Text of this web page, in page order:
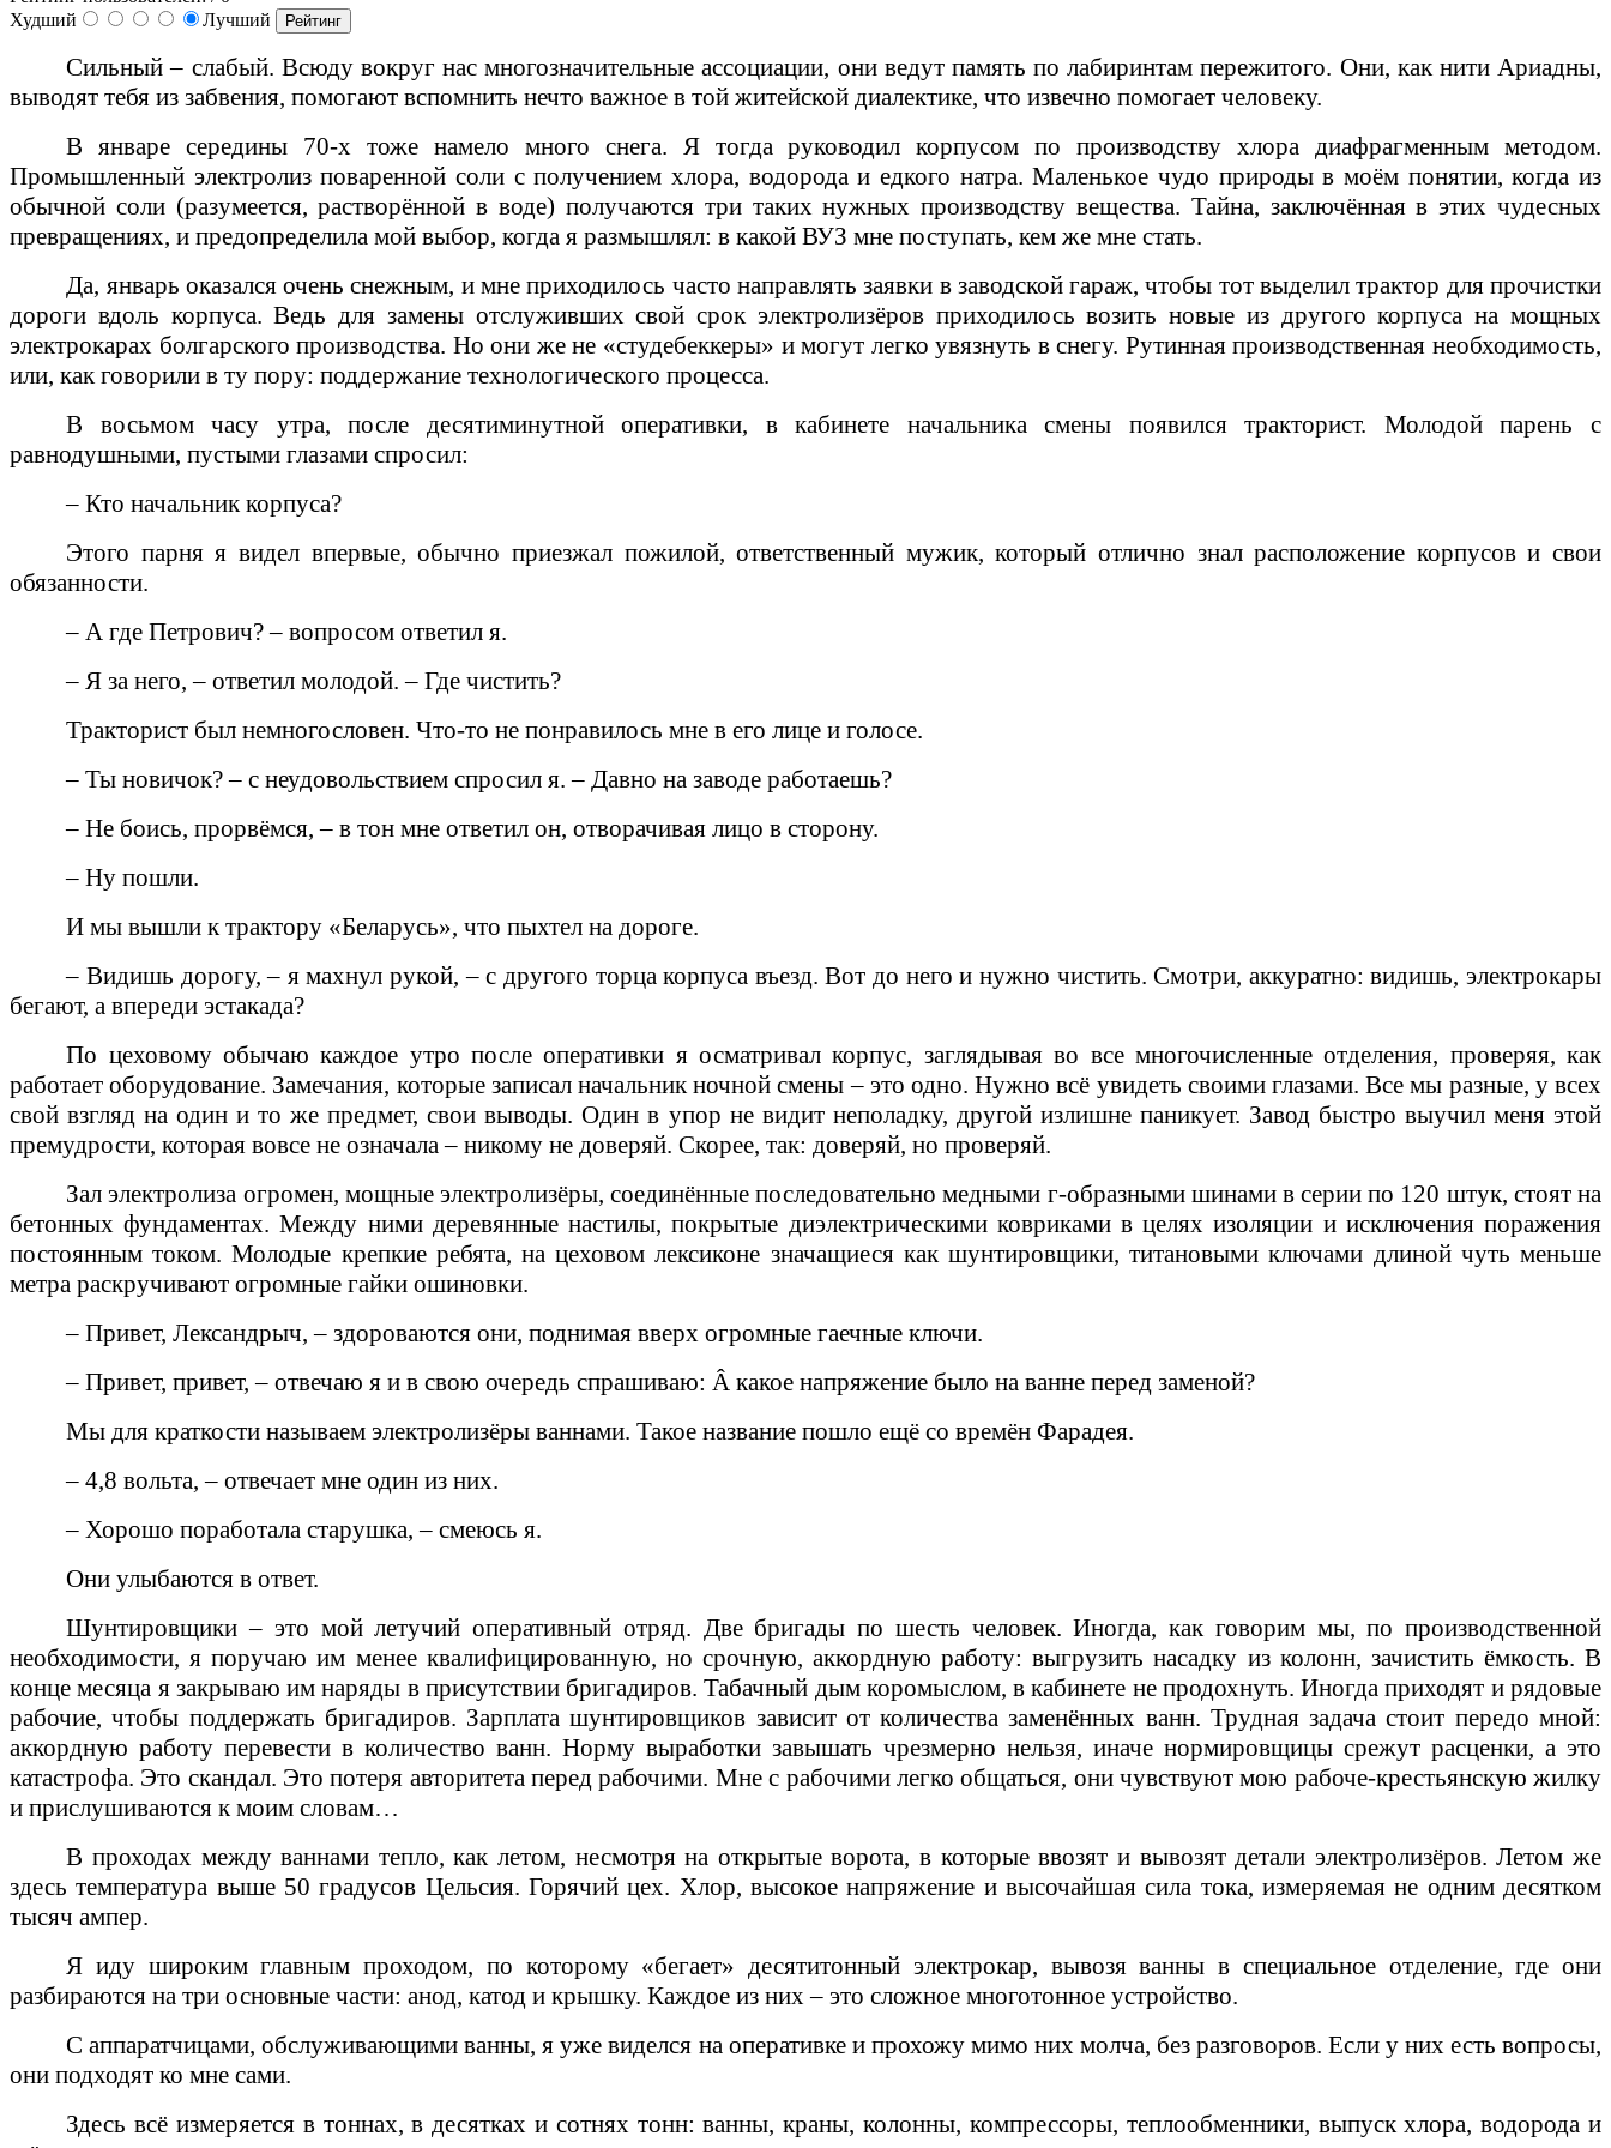
Худший
Лучший
Сильный – слабый. Всюду вокруг нас многозначительные ассоциации, они ведут память по лабиринтам пережитого. Они, как нити Ариадны,
выводят тебя из забвения, помогают вспомнить нечто важное в той житейской диалектике, что извечно помогает человеку.
В январе середины 70-х тоже намело много снега. Я тогда руководил корпусом по производству хлора диафрагменным методом.
Промышленный электролиз поваренной соли с получением хлора, водорода и едкого натра. Маленькое чудо природы в моём понятии, когда из
обычной соли (разумеется, растворённой в воде) получаются три таких нужных производству вещества. Тайна, заключённая в этих чудесных
превращениях, и предопределила мой выбор, когда я размышлял: в какой ВУЗ мне поступать, кем же мне стать.
Да, январь оказался очень снежным, и мне приходилось часто направлять заявки в заводской гараж, чтобы тот выделил трактор для прочистки
дороги вдоль корпуса. Ведь для замены отслуживших свой срок электролизёров приходилось возить новые из другого корпуса на мощных
электрокарах болгарского производства. Но они же не «студебеккеры» и могут легко увязнуть в снегу. Рутинная производственная необходимость,
или, как говорили в ту пору: поддержание технологического процесса.
В восьмом часу утра, после десятиминутной оперативки, в кабинете начальника смены появился тракторист. Молодой парень с
равнодушными, пустыми глазами спросил:
– Кто начальник корпуса?
Этого парня я видел впервые, обычно приезжал пожилой, ответственный мужик, который отлично знал расположение корпусов и свои
обязанности.
– А где Петрович? – вопросом ответил я.
– Я за него, – ответил молодой. – Где чистить?
Тракторист был немногословен. Что-то не понравилось мне в его лице и голосе.
– Ты новичок? – с неудовольствием спросил я. – Давно на заводе работаешь?
– Не боись, прорвёмся, – в тон мне ответил он, отворачивая лицо в сторону.
– Ну пошли.
И мы вышли к трактору «Беларусь», что пыхтел на дороге.
– Видишь дорогу, – я махнул рукой, – с другого торца корпуса въезд. Вот до него и нужно чистить. Смотри, аккуратно: видишь, электрокары
бегают, а впереди эстакада?
По цеховому обычаю каждое утро после оперативки я осматривал корпус, заглядывая во все многочисленные отделения, проверяя, как
работает оборудование. Замечания, которые записал начальник ночной смены – это одно. Нужно всё увидеть своими глазами. Все мы разные, у всех
свой взгляд на один и то же предмет, свои выводы. Один в упор не видит неполадку, другой излишне паникует. Завод быстро выучил меня этой
премудрости, которая вовсе не означала – никому не доверяй. Скорее, так: доверяй, но проверяй.
Зал электролиза огромен, мощные электролизёры, соединённые последовательно медными г-образными шинами в серии по 120 штук, стоят на
бетонных фундаментах. Между ними деревянные настилы, покрытые диэлектрическими ковриками в целях изоляции и исключения поражения
постоянным током. Молодые крепкие ребята, на цеховом лексиконе значащиеся как шунтировщики, титановыми ключами длиной чуть меньше
метра раскручивают огромные гайки ошиновки.
– Привет, Лександрыч, – здороваются они, поднимая вверх огромные гаечные ключи.
– Привет, привет, – отвечаю я и в свою очередь спрашиваю: Â какое напряжение было на ванне перед заменой?
Мы для краткости называем электролизёры ваннами. Такое название пошло ещё со времён Фарадея.
– 4,8 вольта, – отвечает мне один из них.
– Хорошо поработала старушка, – смеюсь я.
Они улыбаются в ответ.
Шунтировщики – это мой летучий оперативный отряд. Две бригады по шесть человек. Иногда, как говорим мы, по производственной
необходимости, я поручаю им менее квалифицированную, но срочную, аккордную работу: выгрузить насадку из колонн, зачистить ёмкость. В
конце месяца я закрываю им наряды в присутствии бригадиров. Табачный дым коромыслом, в кабинете не продохнуть. Иногда приходят и рядовые
рабочие, чтобы поддержать бригадиров. Зарплата шунтировщиков зависит от количества заменённых ванн. Трудная задача стоит передо мной:
аккордную работу перевести в количество ванн. Норму выработки завышать чрезмерно нельзя, иначе нормировщицы срежут расценки, а это
катастрофа. Это скандал. Это потеря авторитета перед рабочими. Мне с рабочими легко общаться, они чувствуют мою рабоче-крестьянскую жилку
и прислушиваются к моим словам…
В проходах между ваннами тепло, как летом, несмотря на открытые ворота, в которые ввозят и вывозят детали электролизёров. Летом же
здесь температура выше 50 градусов Цельсия. Горячий цех. Хлор, высокое напряжение и высочайшая сила тока, измеряемая не одним десятком
тысяч ампер.
Я иду широким главным проходом, по которому «бегает» десятитонный электрокар, вывозя ванны в специальное отделение, где они
разбираются на три основные части: анод, катод и крышку. Каждое из них – это сложное многотонное устройство.
С аппаратчицами, обслуживающими ванны, я уже виделся на оперативке и прохожу мимо них молча, без разговоров. Если у них есть вопросы,
они подходят ко мне сами.
Здесь всё измеряется в тоннах, в десятках и сотнях тонн: ванны, краны, колонны, компрессоры, теплообменники, выпуск хлора, водорода и